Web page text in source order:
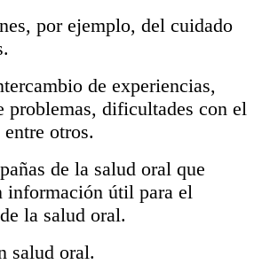
por ejemplo, del cuidado
de experiencias,
problemas, dificultades con el
otros.
de la salud oral que
información útil para el
la salud oral.
salud oral.